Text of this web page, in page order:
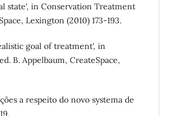
state', in Conservation Treatment
Lexington (2010) 173-193.
goal of treatment', in
B. Appelbaum, CreateSpace,
a respeito do novo systema de